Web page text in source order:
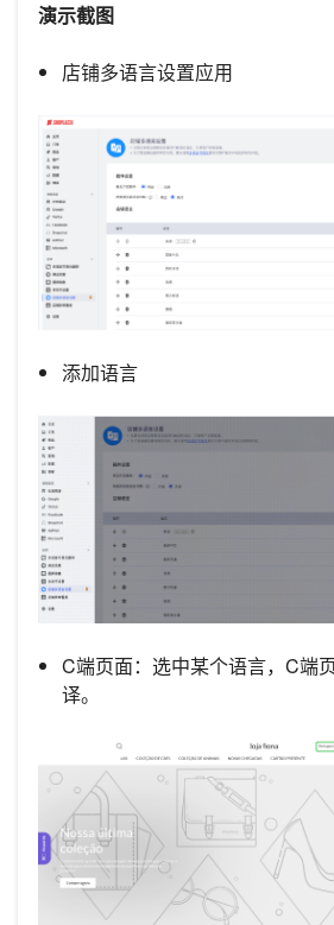
演示截图
店铺多语言设置应用
添加语言
C端页面：选中某个语言，C端
译。